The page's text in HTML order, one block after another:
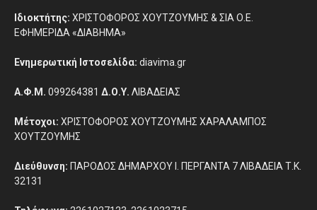
Ιδιοκτήτης: ΧΡΙΣΤΟΦΟΡΟΣ ΧΟΥΤΖΟΥΜΗΣ & ΣΙΑ Ο.Ε.
ΕΦΗΜΕΡΙΔΑ «ΔΙΑΒΗΜΑ»
Ενημερωτική Ιστοσελίδα: diavima.gr
Α.Φ.Μ. 099264381 Δ.Ο.Υ. ΛΙΒΑΔΕΙΑΣ
Μέτοχοι: ΧΡΙΣΤΟΦΟΡΟΣ ΧΟΥΤΖΟΥΜΗΣ ΧΑΡΑΛΑΜΠΟΣ
ΧΟΥΤΖΟΥΜΗΣ
Διεύθυνση: ΠΑΡΟΔΟΣ ΔΗΜΑΡΧΟΥ Ι. ΠΕΡΓΑΝΤΑ 7 ΛΙΒΑΔΕΙΑ Τ.Κ.
32131